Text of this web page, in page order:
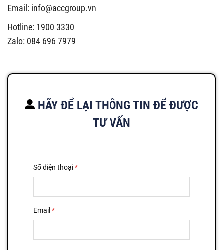
Email: info@accgroup.vn
Hotline: 1900 3330
Zalo: 084 696 7979
HÃY ĐỂ LẠI THÔNG TIN ĐỂ ĐƯỢC
TƯ VẤN